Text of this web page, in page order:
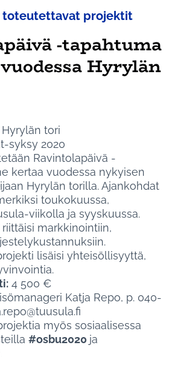
toteutettavat projektit
-tapahtuma
Hyrylän
Hyrylän tori
syksy 2020
Ravintolapäivä -
kertaa vuodessa nykyisen
Hyrylän torilla. Ajankohdat
toukokuussa,
viikolla ja syyskuussa.
markkinointiin,
lisäisi yhteisöllisyyttä,
4 500 €
Katja Repo, p. 040-
myös sosiaalisessa
#osbu2020 ja